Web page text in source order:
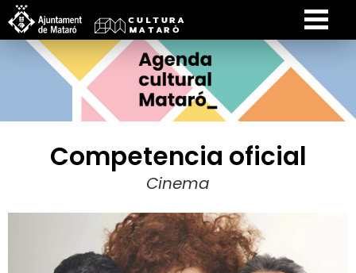
Competencia oficial
Cinema